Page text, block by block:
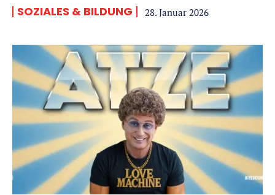
SOZIALES & BILDUNG 28. Januar 2026